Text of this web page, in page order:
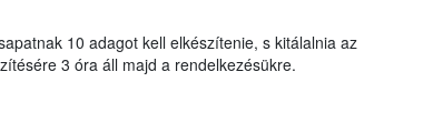
10 adagot kell elkészítenie, s kitálalnia az
3 óra áll majd a rendelkezésükre.